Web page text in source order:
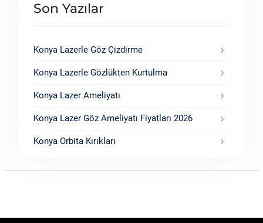
Son Yazılar
Konya Lazerle Göz Çizdirme
Konya Lazerle Gözlükten Kurtulma
Konya Lazer Ameliyatı
Konya Lazer Göz Ameliyatı Fiyatları 2026
Konya Orbita Kırıkları